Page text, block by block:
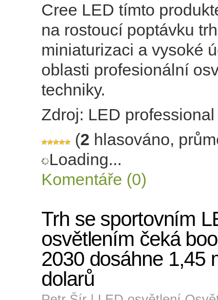
Cree LED tímto
na rostoucí poptávku
miniaturizaci a vysoké
oblasti profesionální
techniky.
Zdroj: LED professional
(2 hlasováno,
Loading...
Komentáře (0)
Trh se sportovním
osvětlením čeká
2030 dosáhne 1,45
dolarů